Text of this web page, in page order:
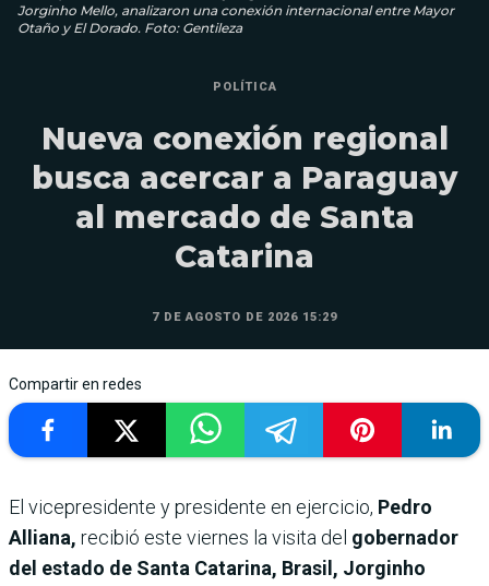
Jorginho Mello, analizaron una conexión internacional entre Mayor
Otaño y El Dorado. Foto: Gentileza
POLÍTICA
Nueva conexión regional
busca acercar a Paraguay
al mercado de Santa
Catarina
7 DE AGOSTO DE 2026 15:29
Compartir en redes
El vicepresidente y presidente en ejercicio, Pedro
Alliana, recibió este viernes la visita del gobernador
del estado de Santa Catarina, Brasil, Jorginho